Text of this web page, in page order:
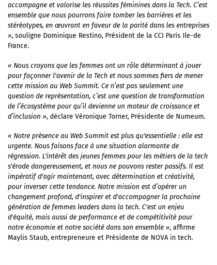
accompagne et valorise les réussites féminines dans la Tech. C’est
ensemble que nous pourrons faire tomber les barrières et les
stéréotypes, en œuvrant en faveur de la parité dans les entreprises
», souligne Dominique Restino, Président de la CCI Paris Ile-de
France.
« Nous croyons que les femmes ont un rôle déterminant à jouer
pour façonner l'avenir de la Tech et nous sommes fiers de mener
cette mission au Web Summit. Ce n’est pas seulement une
question de représentation, c’est une question de transformation
de l’écosystème pour qu’il devienne un moteur de croissance et
d’inclusion », déclare Véronique Torner, Présidente de Numeum.
« Notre présence au Web Summit est plus qu'essentielle : elle est
urgente. Nous faisons face à une situation alarmante de
régression. L'intérêt des jeunes femmes pour les métiers de la tech
s'érode dangereusement, et nous ne pouvons rester passifs. Il est
impératif d'agir maintenant, avec détermination et créativité,
pour inverser cette tendance. Notre mission est d’opérer un
changement profond, d'inspirer et d'accompagner la prochaine
génération de femmes leaders dans la tech. C'est un enjeu
d'équité, mais aussi de performance et de compétitivité pour
notre économie et notre société dans son ensemble », affirme
Maylis Staub, entrepreneure et Présidente de NOVA in tech.